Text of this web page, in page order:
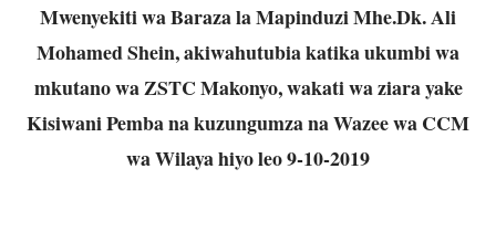
Mwenyekiti wa Baraza la Mapinduzi Mhe.Dk. Ali
Mohamed Shein, akiwahutubia katika ukumbi wa
mkutano wa ZSTC Makonyo, wakati wa ziara yake
Kisiwani Pemba na kuzungumza na Wazee wa CCM
wa Wilaya hiyo leo 9-10-2019